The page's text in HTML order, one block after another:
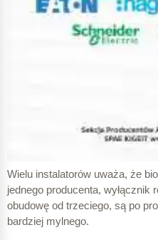
Wielu instalatorów uważa, że
jednego producenta, wyłącznik
obudowę od trzeciego, są po
bardziej mylnego.